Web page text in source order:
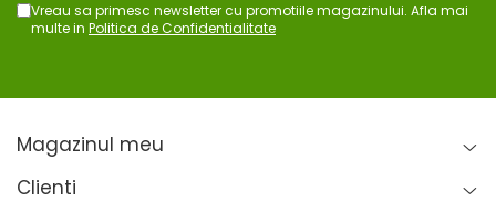
Vreau sa primesc newsletter cu promotiile magazinului. Afla mai
multe in Politica de Confidentialitate
Magazinul meu
Clienti